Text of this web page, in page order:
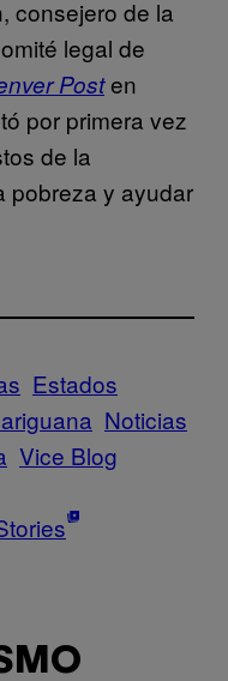
consejero de la
legal de
Posten
por primera vez
de la
pobreza y ayudar
Estados
Noticias
Vice Blog